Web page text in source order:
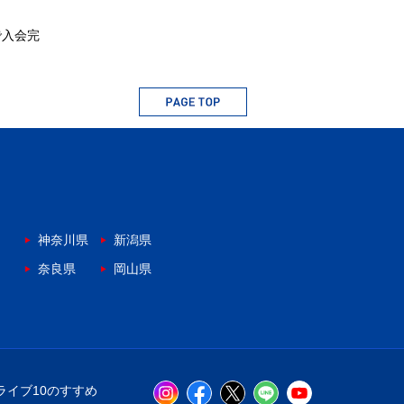
会完
神奈川県
新潟県
奈良県
岡山県
イブ10のすすめ